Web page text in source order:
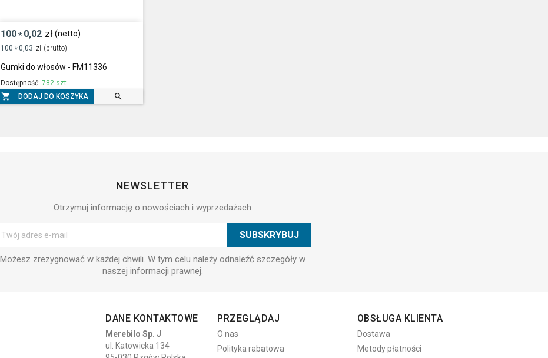
100*0,02 zł (netto)
100 *0,03 zł (brutto)
Gumki do włosów - FM11336
Dostępność:782 szt.
 DODAJ DO KOSZYKA 
NEWSLETTER
Otrzymuj informację o nowościach i wyprzedażach
Możesz zrezygnować w każdej chwili. W tym celu należy odnaleźć szczegóły w
naszej informacji prawnej.
DANE KONTAKTOWE
Merebilo Sp. J
ul. Katowicka 134
PRZEGLĄDAJ
O nas
Polityka rabatowa
OBSŁUGA KLIENTA
Dostawa
Metody płatności